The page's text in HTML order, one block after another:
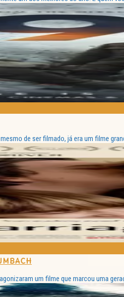
de ser filmado, já era um filme
um filme que marcou uma